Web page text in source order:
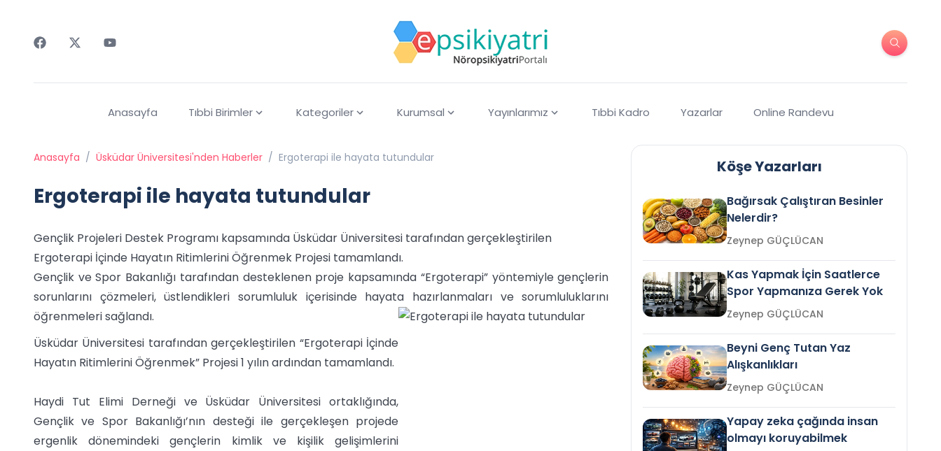
Anasayfa Tıbbi Birimler Kategoriler Kurumsal Yayınlarımız Tıbbi Kadro Yazarlar Online Randevu
Anasayfa / Üsküdar Üniversitesi'nden Haberler / Ergoterapi ile hayata tutundular
Ergoterapi ile hayata tutundular
Gençlik Projeleri Destek Programı kapsamında Üsküdar Üniversitesi tarafından gerçekleştirilen
Ergoterapi İçinde Hayatın Ritimlerini Öğrenmek Projesi tamamlandı.
Gençlik ve Spor Bakanlığı tarafından desteklenen proje kapsamında “Ergoterapi” yöntemiyle gençlerin
sorunlarını çözmeleri, üstlendikleri sorumluluk içerisinde hayata hazırlanmaları ve sorumluluklarını
öğrenmeleri sağlandı.
Üsküdar Üniversitesi tarafından gerçekleştirilen “Ergoterapi İçinde
Hayatın Ritimlerini Öğrenmek” Projesi 1 yılın ardından tamamlandı.
Haydi Tut Elimi Derneği ve Üsküdar Üniversitesi ortaklığında,
Gençlik ve Spor Bakanlığı’nın desteği ile gerçekleşen projede
ergenlik dönemindeki gençlerin kimlik ve kişilik gelişimlerini
Köşe Yazarları
Bağırsak Çalıştıran Besinler
Nelerdir?
Zeynep GÜÇLÜCAN
Kas Yapmak İçin Saatlerce
Spor Yapmanıza Gerek Yok
Zeynep GÜÇLÜCAN
Beyni Genç Tutan Yaz
Alışkanlıkları
Zeynep GÜÇLÜCAN
Yapay zeka çağında insan
olmayı koruyabilmek